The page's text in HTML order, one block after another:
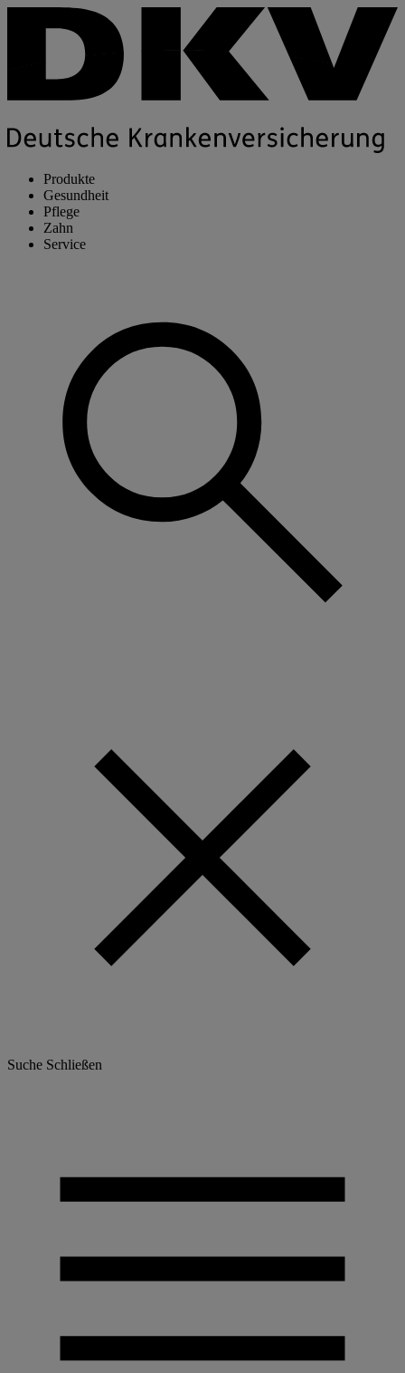
Produkte
Gesundheit
Pflege
Zahn
Service
Suche Schließen